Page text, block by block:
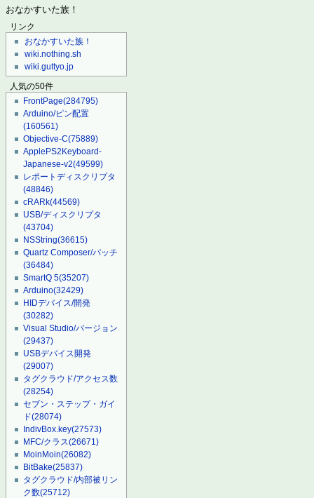
おなかすいた族！
リンク
おなかすいた族！
wiki.nothing.sh
wiki.guttyo.jp
人気の50件
FrontPage(284795)
Arduino/ピン配置
(160561)
Objective-C(75889)
ApplePS2Keyboard-
Japanese-v2(49599)
レポートディスクリプタ
(48846)
cRARk(44569)
USB/ディスクリプタ
(43704)
NSString(36615)
Quartz Composer/パッチ
(36484)
SmartQ 5(35207)
Arduino(32429)
HIDデバイス/開発
(30282)
Visual Studio/バージョン
(29437)
USBデバイス開発
(29007)
タグクラウド/アクセス数
(28254)
セブン・ステップ・ガイ
ド(28074)
IndivBox.key(27573)
MFC/クラス(26671)
MoinMoin(26082)
BitBake(25837)
タグクラウド/内部被リン
ク数(25712)